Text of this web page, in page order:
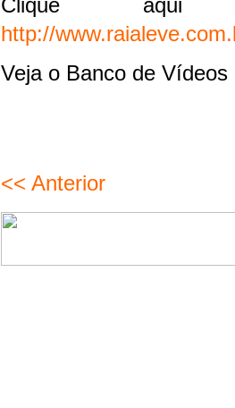
Clique
http://
Veja o Banco de
<< Anterior